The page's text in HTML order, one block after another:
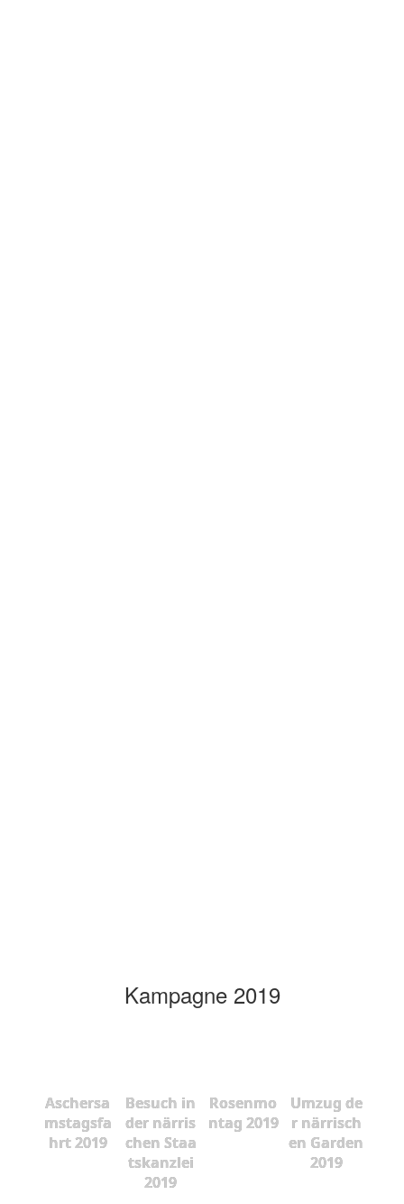
Kampagne 2019
Aschersa
mstagsfa
hrt 2019
Besuch in
der närris
chen Staa
tskanzlei
2019
Rosenmo
ntag 2019
Umzug de
r närrisch
en Garden
2019